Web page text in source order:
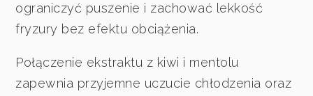
ograniczyć puszenie i zachować lekkość
fryzury bez efektu obciążenia.
Połączenie ekstraktu z kiwi i mentolu
zapewnia przyjemne uczucie chłodzenia oraz